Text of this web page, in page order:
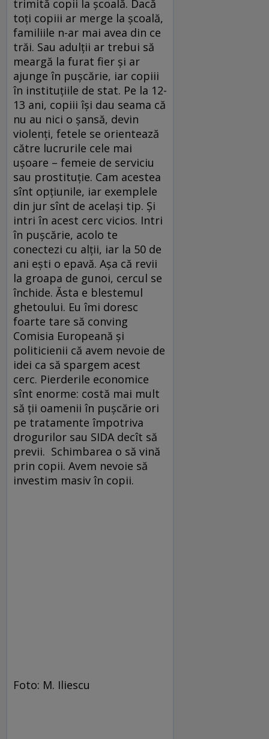
trimită copii la şcoală. Dacă
toţi copiii ar merge la şcoală,
familiile n-ar mai avea din ce
trăi. Sau adulţii ar trebui să
meargă la furat fier şi ar
ajunge în puşcărie, iar copiii
în instituţiile de stat. Pe la 12-
13 ani, copiii îşi dau seama că
nu au nici o şansă, devin
violenţi, fetele se orientează
către lucrurile cele mai
uşoare – femeie de serviciu
sau prostituţie. Cam acestea
sînt opţiunile, iar exemplele
din jur sînt de acelaşi tip. Şi
intri în acest cerc vicios. Intri
în puşcărie, acolo te
conectezi cu alţii, iar la 50 de
ani eşti o epavă. Aşa că revii
la groapa de gunoi, cercul se
închide. Ăsta e blestemul
ghetoului. Eu îmi doresc
foarte tare să conving
Comisia Europeană şi
politicienii că avem nevoie de
idei ca să spargem acest
cerc. Pierderile economice
sînt enorme: costă mai mult
să ţii oamenii în puşcărie ori
pe tratamente împotriva
drogurilor sau SIDA decît să
previi. Schimbarea o să vină
prin copii. Avem nevoie să
investim masiv în copii.
Foto: M. Iliescu